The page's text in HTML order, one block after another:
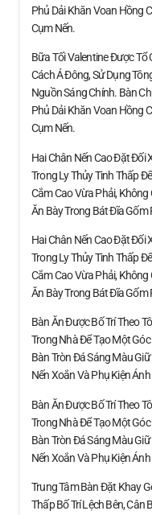
Phủ Dải Khăn Voan Hồng
Cụm Nến.
Bữa Tối Valentine Được Tổ
Cách Á Đông, Sử Dụng
Nguồn Sáng Chính. Bàn
Phủ Dải Khăn Voan Hồng
Cụm Nến.
Hai Chân Nến Cao Đặt Đối
Trong Ly Thủy Tinh Thấp
Cắm Cao Vừa Phải, Không
Ăn Bày Trong Bát Đĩa
Hai Chân Nến Cao Đặt Đối
Trong Ly Thủy Tinh Thấp
Cắm Cao Vừa Phải, Không
Ăn Bày Trong Bát Đĩa
Bàn Ăn Được Bố Trí Theo
Trong Nhà Để Tạo Một
Bàn Tròn Đá Sáng Màu
Nến Xoắn Và Phụ Kiện
Bàn Ăn Được Bố Trí Theo
Trong Nhà Để Tạo Một
Bàn Tròn Đá Sáng Màu
Nến Xoắn Và Phụ Kiện
Trung Tâm Bàn Đặt Khay
Thấp Bố Trí Lệch Bên, Cân